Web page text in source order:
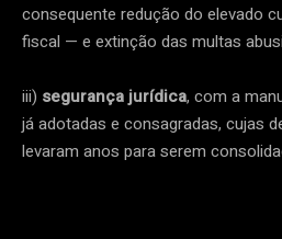
consequente redução do elevado
fiscal — e extinção das multas
iii) segurança jurídica, com a
já adotadas e consagradas, cujas
levaram anos para serem